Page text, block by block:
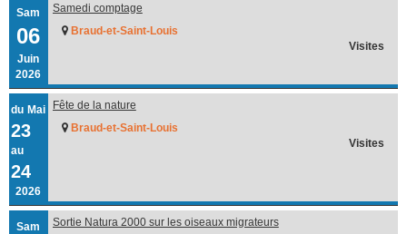
Sam
06
Juin
2026
Samedi comptage
Braud-et-Saint-Louis
Visites
du
23
au
24
Mai
2026
Fête de la nature
Braud-et-Saint-Louis
Visites
Sam
Sortie Natura 2000 sur les oiseaux migrateurs